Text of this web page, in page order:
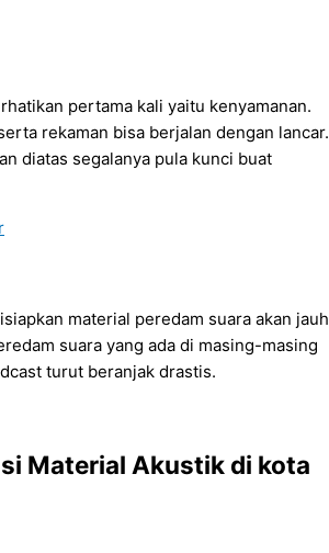
pertama kali yaitu kenyamanan.
rekaman bisa berjalan dengan lancar.
diatas segalanya pula kunci buat
material peredam suara akan jauh
suara yang ada di masing-masing
turut beranjak drastis.
Material Akustik di kota